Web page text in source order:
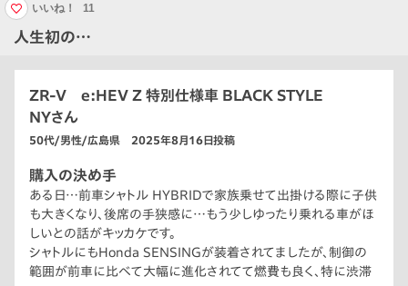
人生初の…
いいね！ 11
ZR-V e:HEV Z 特別仕様車 BLACK STYLE
NYさん
50代/男性/広島県 2025年8月16日投稿
購入の決め手
ある日…前車シャトル HYBRIDで家族乗せて出掛ける際に子供
も大きくなり、後席の手狭感に…もう少しゆったり乗れる車がほ
しいとの話がキッカケです。
シャトルにもHonda SENSINGが装着されてましたが、制御の
範囲が前車に比べて大幅に進化されてて燃費も良く、特に渋滞